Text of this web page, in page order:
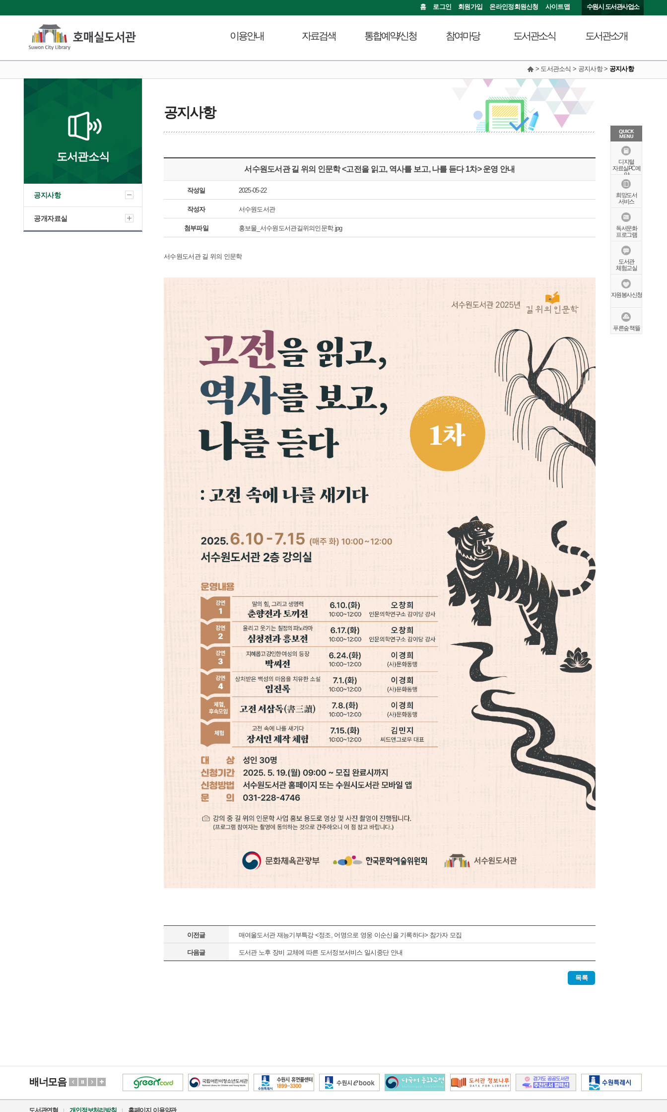
홈 로그인 회원가입 온라인정회원신청 사이트맵 수원시 도서관사업소
이용안내
자료기증
FAQ
자료검색
추천도서
희망도서신청
지역도서관 통합검색
통합예약/신청
열람실좌석현황
참여마당 도서관소식
공지사항
공개자료실
도서관소개
연혁
특화자료
도서관소식
공지사항
공개자료실
> 도서관소식 > 공지사항 > 공지사항
공지사항
서수원도서관 길 위의 인문학 <고전을 읽고, 역사를 보고, 나를 듣다 1차> 운영 안내
작성일 2025-05-22
작성자 서수원도서관
첨부파일 홍보물_서수원도서관길위의인문학.jpg
서수원도서관 길 위의 인문학
이전글 매여울도서관 재능기부특강 <정조, 어명으로 영웅 이순신을 기록하다> 참가자 모집
다음글 도서관 노후 장비 교체에 따른 도서정보서비스 일시중단 안내
목록
디지털
자료실PC예
약
희망도서
서비스
독서문화
프로그램
도서관
체험교실
자원봉사신청
푸른숲 책뜰
배너모음
도서관연혁 개인정보처리방침 홈페이지 이용약관